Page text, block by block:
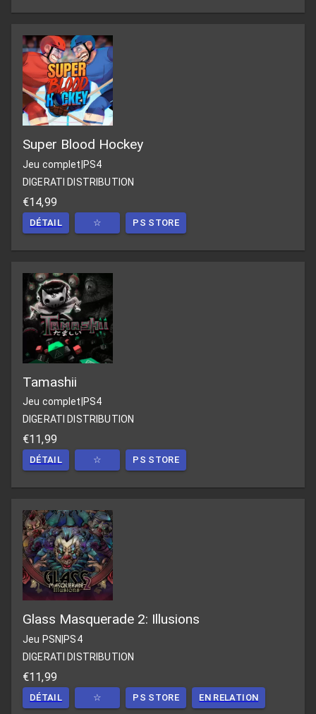
Super Blood Hockey
Jeu complet PS4
DIGERATI DISTRIBUTION
€14,99
DÉTAIL ☆ PS STORE
Tamashii
Jeu complet PS4
DIGERATI DISTRIBUTION
€11,99
DÉTAIL ☆ PS STORE
Glass Masquerade 2: Illusions
Jeu PSN PS4
DIGERATI DISTRIBUTION
€11,99
DÉTAIL ☆ PS STORE EN RELATION